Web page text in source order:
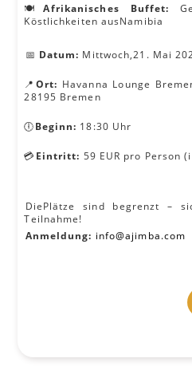
🍽Afrikanisches Buffet:
Köstlichkeiten ausNamibia
📅 Datum: Mittwoch,21. Mai
📍Ort: Havanna Lounge
28195 Bremen
🕕Beginn: 18:30 Uhr
💳 Eintritt: 59 EUR pro Person
DiePlätze sind begrenzt –
Teilnahme!
Anmeldung: info@ajimba.com